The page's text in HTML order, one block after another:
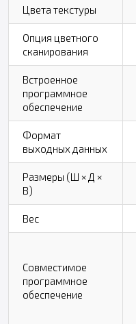
Цвета текстуры
Опция цветного
сканирования
Встроенное
программное
обеспечение
Формат
выходных данных
Размеры (Ш × Д ×
В)
Вес
Совместимое
программное
обеспечение